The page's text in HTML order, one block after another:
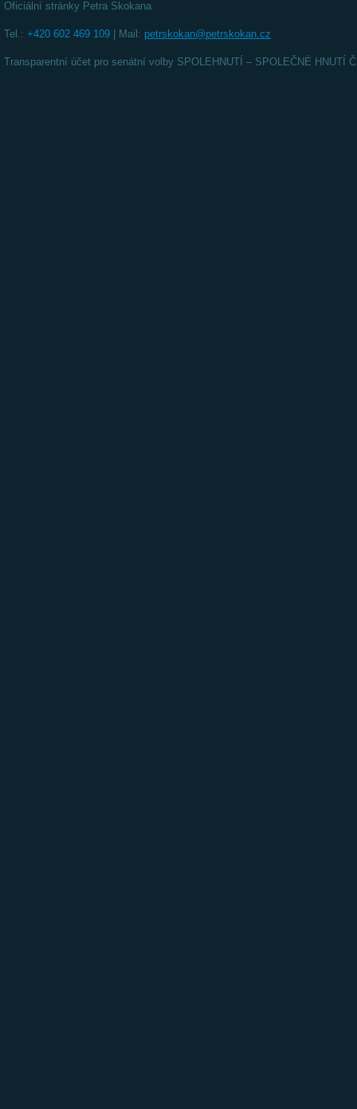
Oficiální stránky Petra Skokana
Tel.: +420 602 469 109 | Mail: petrskokan@petrskokan.cz
Transparentní účet pro senátní volby SPOLEHNUTÍ – SPOLEČNÉ HNUTÍ